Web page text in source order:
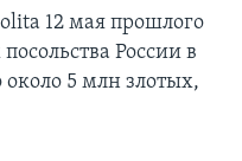
12 мая прошлого
России в
5 млн злотых,